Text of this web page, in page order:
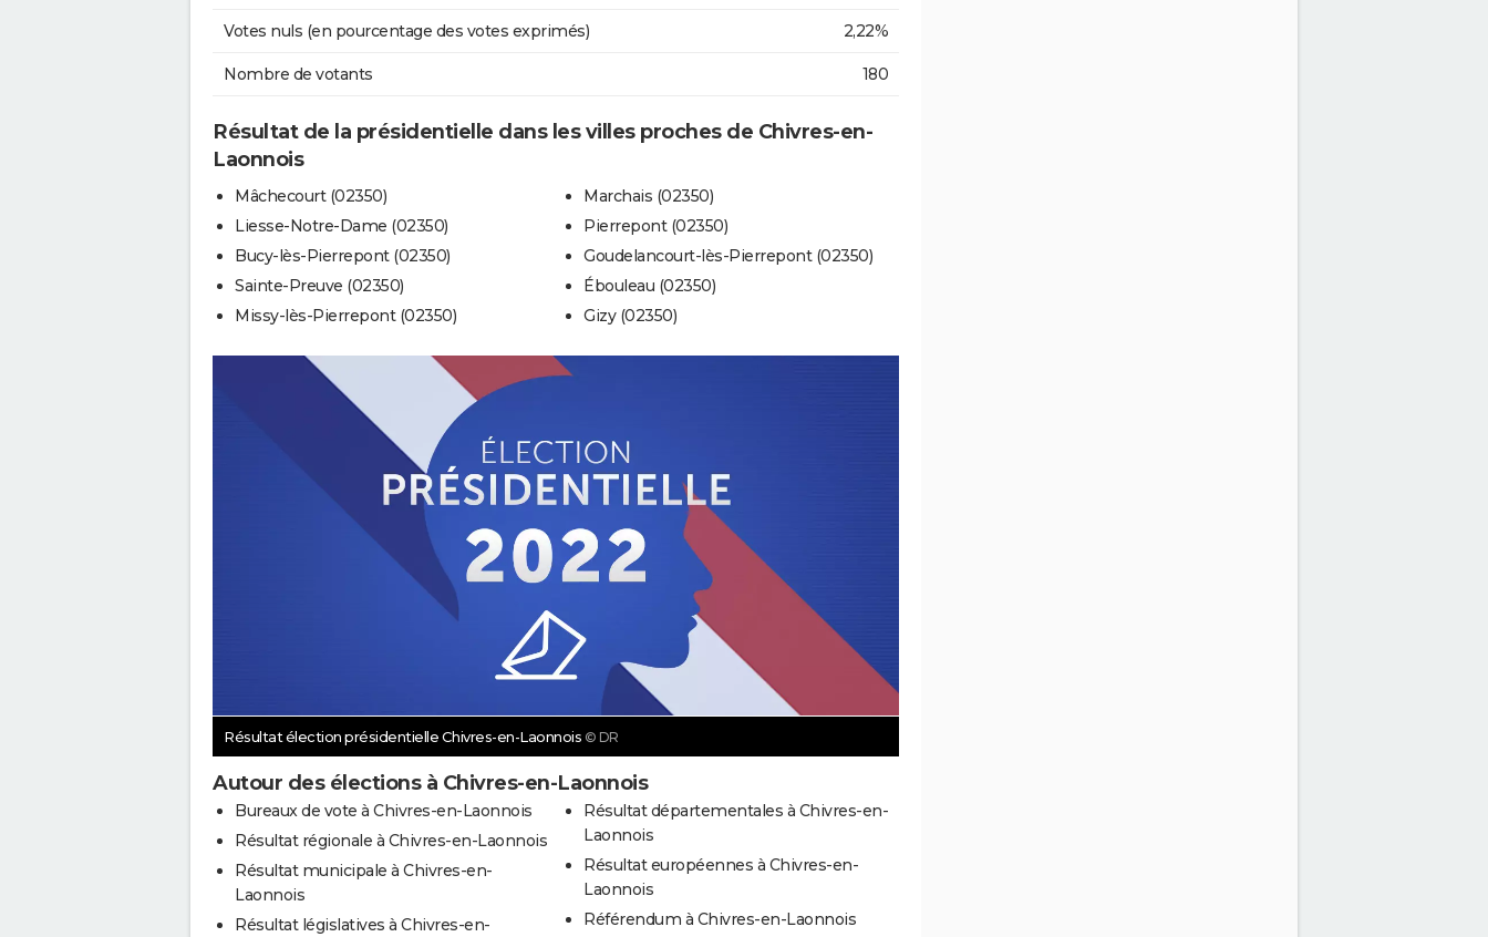
Votes nuls (en pourcentage des votes exprimés) 2,22%
Nombre de votants 180
Résultat de la présidentielle dans les villes proches de Chivres-en-
Laonnois
Mâchecourt (02350)
Liesse-Notre-Dame (02350)
Bucy-lès-Pierrepont (02350)
Sainte-Preuve (02350)
Missy-lès-Pierrepont (02350)
Marchais (02350)
Pierrepont (02350)
Goudelancourt-lès-Pierrepont (02350)
Ébouleau (02350)
Gizy (02350)
Résultat élection présidentielle Chivres-en-Laonnois © DR
Autour des élections à Chivres-en-Laonnois
Bureaux de vote à Chivres-en-Laonnois
Résultat régionale à Chivres-en-Laonnois
Résultat municipale à Chivres-en-
Laonnois
Résultat législatives à Chivres-en-
Résultat départementales à Chivres-en-
Laonnois
Résultat européennes à Chivres-en-
Laonnois
Référendum à Chivres-en-Laonnois